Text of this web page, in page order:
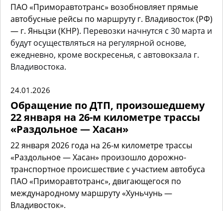
ПАО «Приморавтотранс» возобновляет прямые
автобусные рейсы по маршруту г. Владивосток (РФ)
— г. Яньцзи (КНР). Перевозки начнутся с 30 марта и
будут осуществляться на регулярной основе,
ежедневно, кроме воскресенья, с автовокзала г.
Владивостока.
24.01.2026
Обращение по ДТП, произошедшему
22 января на 26-м километре трассы
«Раздольное — Хасан»
22 января 2026 года на 26-м километре трассы
«Раздольное — Хасан» произошло дорожно-
транспортное происшествие с участием автобуса
ПАО «Приморавтотранс», двигающегося по
международному маршруту «Хуньчунь —
Владивосток».